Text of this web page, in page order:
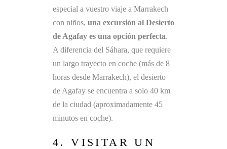
especial a vuestro viaje a Marrakech
con niños, una excursión al Desierto
de Agafay es una opción perfecta.
A diferencia del Sáhara, que requiere
un largo trayecto en coche (más de 8
horas desde Marrakech), el desierto
de Agafay se encuentra a solo 40 km
de la ciudad (aproximadamente 45
minutos en coche).
4. VISITAR UN